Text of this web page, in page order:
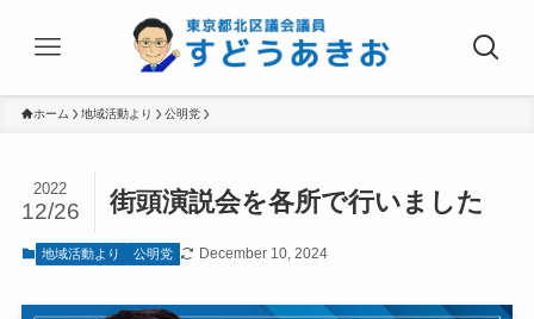
ホーム 地域活動より 公明党
街頭演説会を各所で行いました
2022
12/26
地域活動より 公明党 December 10, 2024